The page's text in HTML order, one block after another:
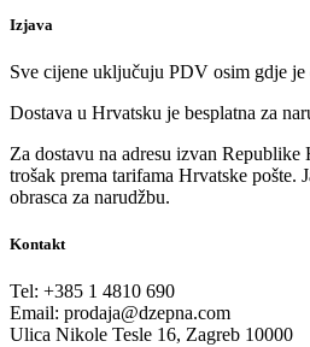
Izjava
Sve cijene uključuju PDV osim gdje je
Dostava u Hrvatsku je besplatna za
Za dostavu na adresu izvan Republike
trošak prema tarifama Hrvatske pošte.
obrasca za narudžbu.
Kontakt
Tel: +385 1 4810 690
Email: prodaja@dzepna.com
Ulica Nikole Tesle 16, Zagreb 10000